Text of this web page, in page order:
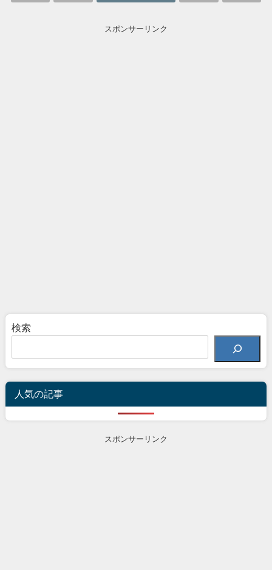
スポンサーリンク
検索
人気の記事
スポンサーリンク